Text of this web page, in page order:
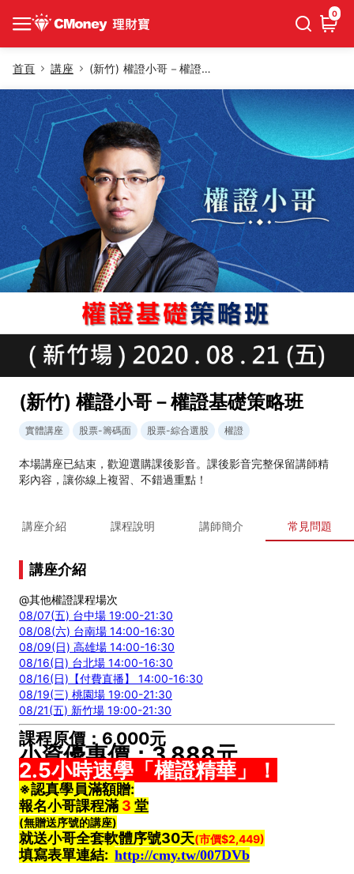
0
首頁 講座 (新竹) 權證小哥－權證基礎策略班
(新竹) 權證小哥－權證基礎策略班
實體講座 股票-籌碼面 股票-綜合選股 權證
本場講座已結束，歡迎選購課後影音。課後影音完整保留講師精
彩內容，讓你線上複習、不錯過重點！
講座介紹 課程說明 講師簡介 常見問題
講座介紹
@其他權證課程場次
08/07(五) 台中場 19:00-21:30
08/08(六) 台南場 14:00-16:30
08/09(日) 高雄場 14:00-16:30
08/16(日) 台北場 14:00-16:30
08/16(日)【付費直播】 14:00-16:30
08/19(三) 桃園場 19:00-21:30
08/21(五) 新竹場 19:00-21:30
課程原價：6,000元
小資優惠價：3,888元
2.5小時速學「權證精華」！
※認真學員滿額贈:
報名小哥課程滿 3 堂
(無贈送序號的講座)
就送小哥全套軟體序號30天(市價$2,449)
填寫表單連結: http://cmy.tw/007DVb